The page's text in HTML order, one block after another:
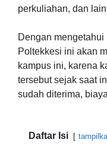
perkuliahan, dan
Dengan
Poltekkesi ini akan
kampus ini, karena
tersebut sejak saat
sudah diterima,
Daftar Isi